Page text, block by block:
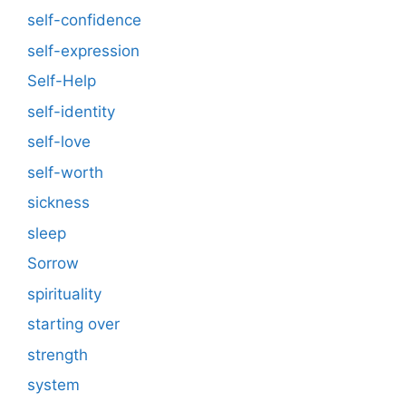
self-confidence
self-expression
Self-Help
self-identity
self-love
self-worth
sickness
sleep
Sorrow
spirituality
starting over
strength
system